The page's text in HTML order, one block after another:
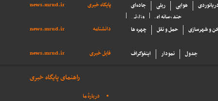
پایگاه خبری news.mrud.ir جاده‌ای ریلی هوایی
وزارتی
چند رسانه ای
دانشنامه
news.mrud.ir چهره ها حمل و نقل و شهرسازی
فایل خبری news.mrud.ir اینفوگراف نمودار جدول
راهنمای پایگاه خبری
دربارهٔ ما